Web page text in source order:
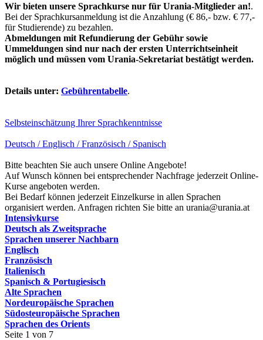
Wir bieten unsere Sprachkurse nur für Urania-Mitglieder an!.
Bei der Sprachkursanmeldung ist die Anzahlung (€ 86,- bzw. € 77,-
für Studierende) zu bezahlen.
Abmeldungen mit Refundierung der Gebühr sowie
Ummeldungen sind nur nach der ersten Unterrichtseinheit
möglich und müssen vom Urania-Sekretariat bestätigt werden.
Details unter: Gebührentabelle.
Selbsteinschätzung Ihrer Sprachkenntnisse
Deutsch / Englisch / Französisch / Spanisch
Bitte beachten Sie auch unsere Online Angebote!
Auf Wunsch können bei entsprechender Nachfrage jederzeit Online-
Kurse angeboten werden.
Bei Bedarf können jederzeit Einzelkurse in allen Sprachen
organisiert werden. Anfragen richten Sie bitte an urania@urania.at
Intensivkurse
Deutsch als Zweitsprache
Sprachen unserer Nachbarn
Englisch
Französisch
Italienisch
Spanisch & Portugiesisch
Alte Sprachen
Nordeuropäische Sprachen
Südosteuropäische Sprachen
Sprachen des Orients
Seite 1 von 7